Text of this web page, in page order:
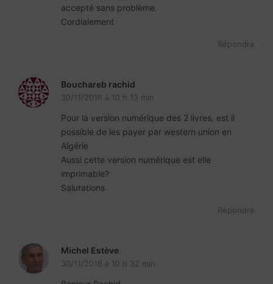
accepté sans problème.
Cordialement
Répondre
Bouchareb rachid
30/11/2016 à 10 h 13 min
Pour la version numérique des 2 livres, est il
possible de les payer par western union en
Algérie
Aussi cette version numérique est elle
imprimable?
Salutations
Répondre
Michel Estève
30/11/2016 à 10 h 32 min